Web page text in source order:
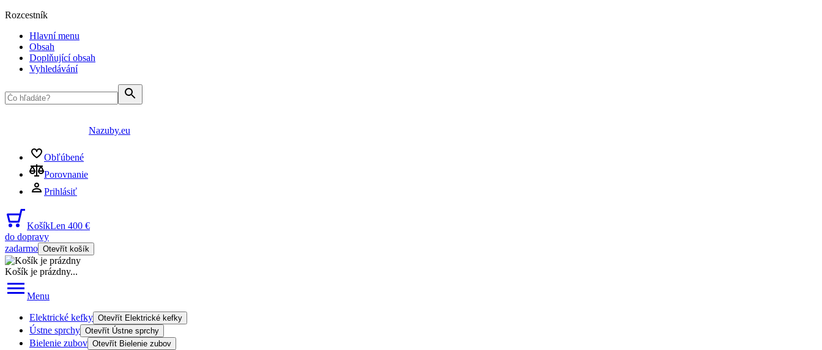
Rozcestník
Hlavní menu
Obsah
Doplňující obsah
Vyhledávání
Nazuby.eu
Obľúbené
Porovnanie
Prihlásiť
KošíkLen 400 €
do dopravy
zadarmo Otevřít košík
Košík je prázdny...
Menu
Elektrické kefky Otevřít Elektrické kefky
Ústne sprchy Otevřít Ústne sprchy
Bielenie zubov Otevřít Bielenie zubov